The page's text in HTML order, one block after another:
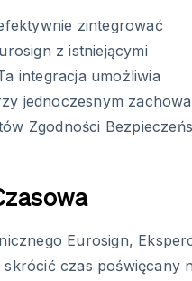
zintegrować
z istniejącymi
integracja umożliwia
jednoczesnym
Zgodności
Eurosign,
czas poświęcany